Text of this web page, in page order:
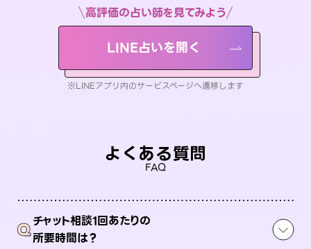
高評価の占い師を見てみよう
LINE占いを開く
※LINEアプリ内のサービスページへ遷移します
よくある質問
FAQ
Qチャット相談1回あたりの
所要時間は？